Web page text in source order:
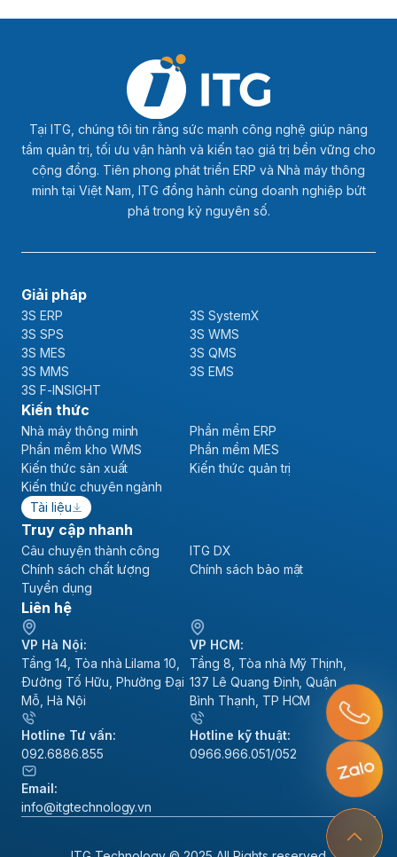
Tại ITG, chúng tôi tin rằng sức mạnh công nghệ giúp nâng
tầm quản trị, tối ưu vận hành và kiến tạo giá trị bền vững cho
cộng đồng. Tiên phong phát triển ERP và Nhà máy thông
minh tại Việt Nam, ITG đồng hành cùng doanh nghiệp bứt
phá trong kỷ nguyên số.
Giải pháp
3S ERP
3S SystemX
3S SPS
3S WMS
3S MES
3S QMS
3S MMS
3S EMS
3S F-INSIGHT
Kiến thức
Nhà máy thông minh
Phần mềm ERP
Phần mềm kho WMS
Phần mềm MES
Kiến thức sản xuất
Kiến thức quản trị
Kiến thức chuyên ngành
Tài liệu
Truy cập nhanh
Câu chuyện thành công
ITG DX
Chính sách chất lượng
Chính sách bảo mật
Tuyển dụng
Liên hệ
VP Hà Nội:
Tầng 14, Tòa nhà Lilama 10,
Đường Tố Hữu, Phường Đại
Mỗ, Hà Nội
VP HCM:
Tầng 8, Tòa nhà Mỹ Thịnh,
137 Lê Quang Định, Quận
Bình Thạnh, TP HCM
Hotline Tư vấn:
092.6886.855
Hotline kỹ thuật:
0966.966.051/052
Email:
info@itgtechnology.vn